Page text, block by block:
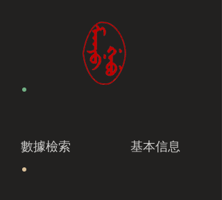
數據檢索 基本信息